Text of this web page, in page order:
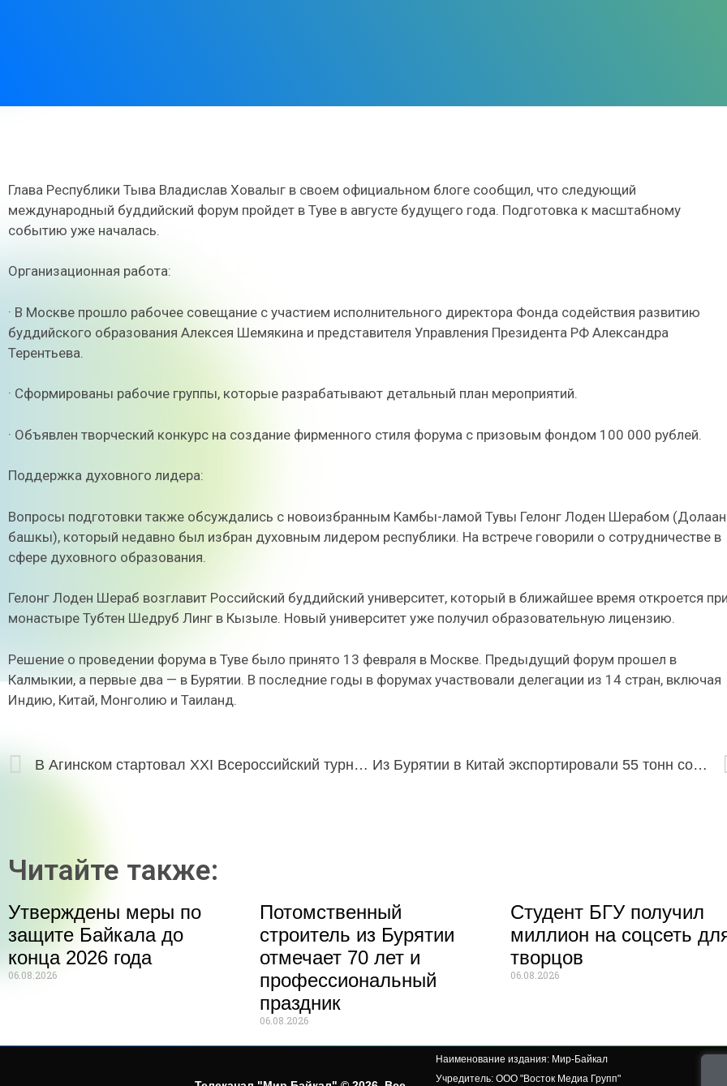
Глава Республики Тыва Владислав Ховалыг в своем официальном блоге сообщил, что следующий
международный буддийский форум пройдет в Туве в августе будущего года. Подготовка к масштабному
событию уже началась.
Организационная работа:
· В Москве прошло рабочее совещание с участием исполнительного директора Фонда содействия развитию
буддийского образования Алексея Шемякина и представителя Управления Президента РФ Александра
Терентьева.
· Сформированы рабочие группы, которые разрабатывают детальный план мероприятий.
· Объявлен творческий конкурс на создание фирменного стиля форума с призовым фондом 100 000 рублей.
Поддержка духовного лидера:
Вопросы подготовки также обсуждались с новоизбранным Камбы-ламой Тувы Гелонг Лоден Шерабом (Долаан
башкы), который недавно был избран духовным лидером республики. На встрече говорили о сотрудничестве в
сфере духовного образования.
Гелонг Лоден Шераб возглавит Российский буддийский университет, который в ближайшее время откроется
монастыре Тубтен Шедруб Линг в Кызыле. Новый университет уже получил образовательную лицензию.
Решение о проведении форума в Туве было принято 13 февраля в Москве. Предыдущий форум прошел в
Калмыкии, а первые два — в Бурятии. В последние годы в форумах участвовали делегации из 14 стран, включая
Индию, Китай, Монголию и Таиланд.
В Агинском стартовал XXI Всероссийский турнир по боксу памяти Иосифа Кобзона Из Бурятии в Китай экспортировали 55 тонн солодки
Читайте также:
Утверждены меры по
защите Байкала до
конца 2026 года
06.08.2026
Потомственный
строитель из Бурятии
отмечает 70 лет и
профессиональный
праздник
06.08.2026
Студент БГУ получил
миллион на соцсеть
творцов
06.08.2026
Наименование издания: Мир-Байкал
Учредитель: ООО "Восток Медиа Групп"